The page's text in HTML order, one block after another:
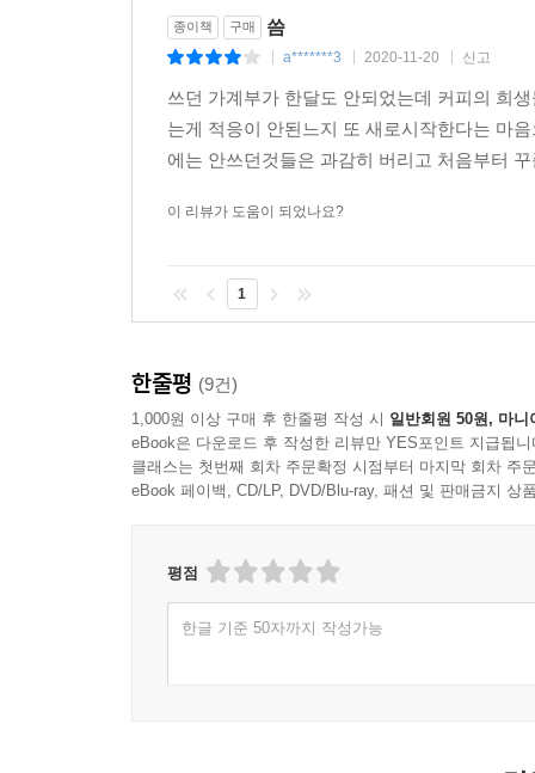
종이책 구매 씀
a*******3 2020-11-20 신고
쓰던 가계부가 한달도 안되었는데 커피의 희
는게 적응이 안된느지 또 새로시작한다는 마
에는 안쓰던것들은 과감히 버리고 처음부터
이 리뷰가 도움이 되었나요?
1
한줄평 (9건)
1,000원 이상 구매 후 한줄평 작성 시 일반회원 50원, 마니
eBook은 다운로드 후 작성한 리뷰만 YES포인트 지급됩니
클래스는 첫번째 회차 주문확정 시점부터 마지막 회차 주
eBook 페이백, CD/LP, DVD/Blu-ray, 패션 및 판매금지 상
평점
한글 기준 50자까지 작성가능